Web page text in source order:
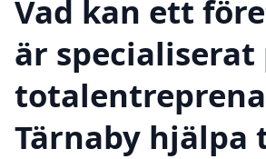
Vad kan ett
är specialiserat
Tärnaby hjälpa